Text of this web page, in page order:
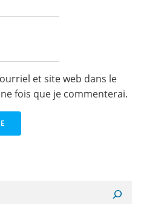
et site web dans le
fois que je commenterai.